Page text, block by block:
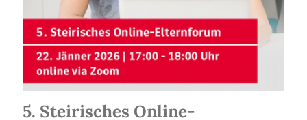
5. Steirisches Online-